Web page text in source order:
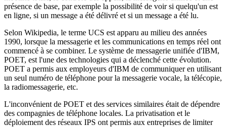
présence de base, par exemple la possibilité de voir si quelqu'un est
en ligne, si un message a été délivré et si un message a été lu.
Selon Wikipedia, le terme UCS est apparu au milieu des années
1990, lorsque la messagerie et les communications en temps réel ont
commencé à se combiner. Le système de messagerie unifiée d'IBM,
POET, est l'une des technologies qui a déclenché cette évolution.
POET a permis aux employeurs d'IBM de communiquer en utilisant
un seul numéro de téléphone pour la messagerie vocale, la télécopie,
la radiomessagerie, etc.
L'inconvénient de POET et des services similaires était de dépendre
des compagnies de téléphone locales. La privatisation et le
déploiement des réseaux IPS ont permis aux entreprises de limiter